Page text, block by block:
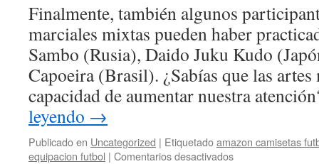
Finalmente, también algunos
marciales mixtas pueden haber
Sambo (Rusia), Daido Juku Kudo
Capoeira (Brasil). ¿Sabías que las
capacidad de aumentar nuestra
leyendo →
Publicado en Uncategorized | Etiquetadoamazon camisetas
equipacion futbol | Comentarios desactivadosen